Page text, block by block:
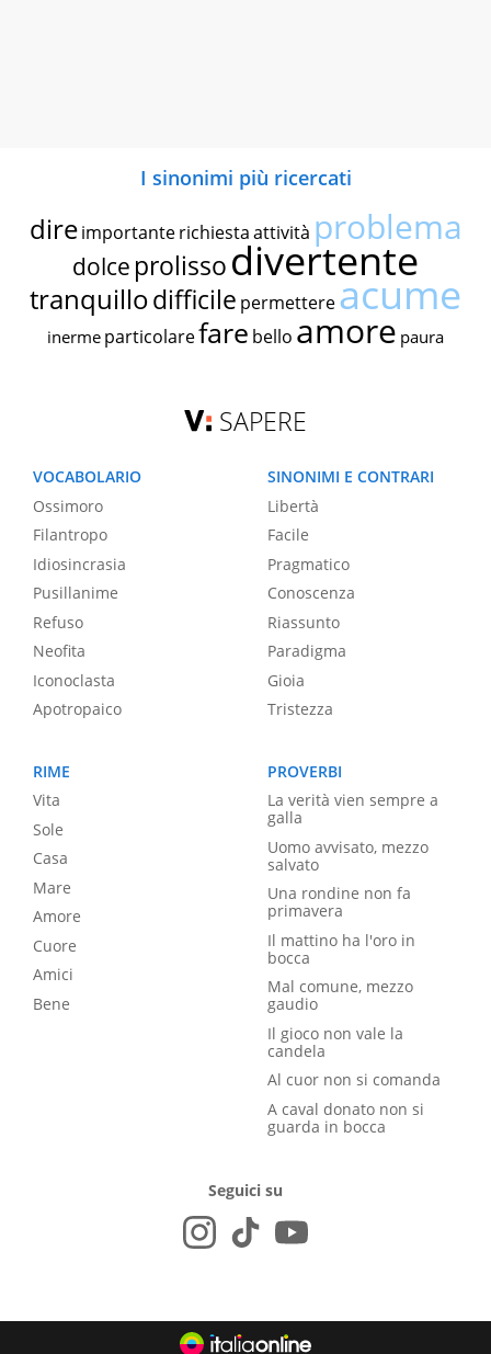
I sinonimi più ricercati
dire importante richiestaattività problema
dolce prolissodivertente
tranquillodifficile permettereacume
inerme particolarefare bello amore paura
SAPERE
VOCABOLARIO
Ossimoro
Filantropo
Idiosincrasia
Pusillanime
Refuso
Neofita
Iconoclasta
Apotropaico
SINONIMI E CONTRARI
Libertà
Facile
Pragmatico
Conoscenza
Riassunto
Paradigma
Gioia
Tristezza
RIME
Vita
Sole
Casa
Mare
Amore
Cuore
Amici
Bene
PROVERBI
La verità vien sempre a
galla
Uomo avvisato, mezzo
salvato
Una rondine non fa
primavera
Il mattino ha l'oro in
bocca
Mal comune, mezzo
gaudio
Il gioco non vale la
candela
Al cuor non si comanda
A caval donato non si
guarda in bocca
Seguici su